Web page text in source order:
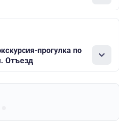
прогулка по
Отъезд